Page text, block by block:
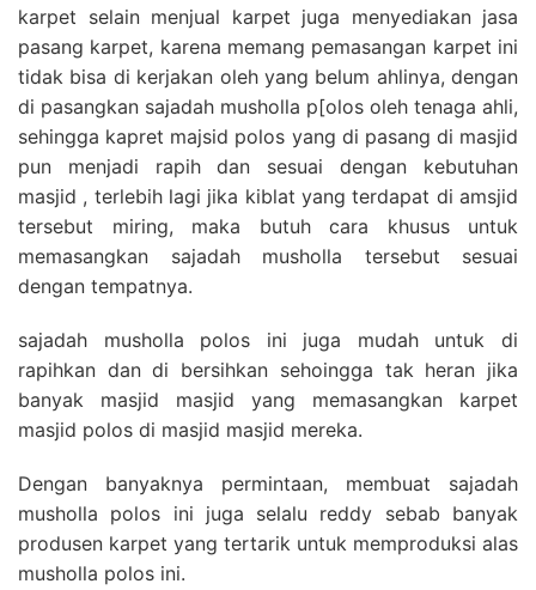
karpet selain menjual karpet juga menyediakan jasa
pasang karpet, karena memang pemasangan karpet ini
tidak bisa di kerjakan oleh yang belum ahlinya, dengan
di pasangkan sajadah musholla p[olos oleh tenaga ahli,
sehingga kapret majsid polos yang di pasang di masjid
pun menjadi rapih dan sesuai dengan kebutuhan
masjid , terlebih lagi jika kiblat yang terdapat di amsjid
tersebut miring, maka butuh cara khusus untuk
memasangkan sajadah musholla tersebut sesuai
dengan tempatnya.
sajadah musholla polos ini juga mudah untuk di
rapihkan dan di bersihkan sehoingga tak heran jika
banyak masjid masjid yang memasangkan karpet
masjid polos di masjid masjid mereka.
Dengan banyaknya permintaan, membuat sajadah
musholla polos ini juga selalu reddy sebab banyak
produsen karpet yang tertarik untuk memproduksi alas
musholla polos ini.